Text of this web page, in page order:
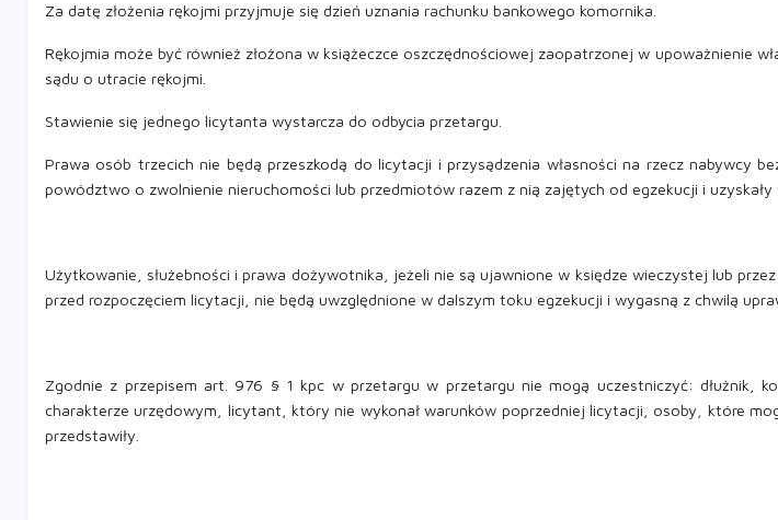
Za datę złożenia rękojmi przyjmuje się dzień uznania rachunku bankowego komornika.
Rękojmia może być również złożona w książeczce oszczędnościowej zaopatrzonej w upoważnienie
sądu o utracie rękojmi.
Stawienie się jednego licytanta wystarcza do odbycia przetargu.
Prawa osób trzecich nie będą przeszkodą do licytacji i przysądzenia własności na rzecz nabywcy
powództwo o zwolnienie nieruchomości lub przedmiotów razem z nią zajętych od egzekucji i
Użytkowanie, służebności i prawa dożywotnika, jeżeli nie są ujawnione w księdze wieczystej lub
przed rozpoczęciem licytacji, nie będą uwzględnione w dalszym toku egzekucji i wygasną z chwilą
Zgodnie z przepisem art. 976 § 1 kpc w przetargu w przetargu nie mogą uczestniczyć: dłużnik,
charakterze urzędowym, licytant, który nie wykonał warunków poprzedniej licytacji, osoby, które
przedstawiły.